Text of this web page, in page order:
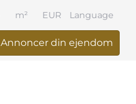
Language
Annoncer din ejendom
EUR
m²